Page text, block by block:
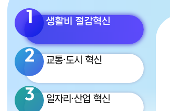
1 생활비 절감혁신
2 교통·도시 혁신
3 일자리·산업 혁신